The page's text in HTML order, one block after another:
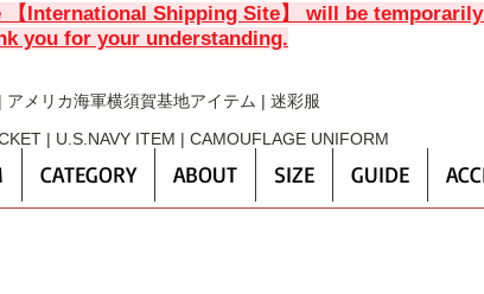
International Shipping Site】 will be
you for your understanding.
アメリカ海軍横須賀基地アイテム | 迷彩服
| U.S.NAVY ITEM | CAMOUFLAGE UNIFORM
CATEGORY ABOUT SIZE GUIDE